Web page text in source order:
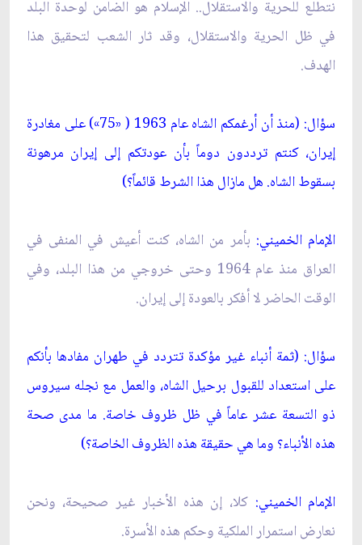
نتطلع للحرية والاستقلال.. الإسلام هو الضامن لوحدة البلد
في ظل الحرية والاستقلال، وقد ثار الشعب لتحقيق هذا
الهدف.
سؤال: (منذ أن أرغمكم الشاه عام 1963 ( «75») على مغادرة
إيران، كنتم ترددون دوماً بأن عودتكم إلى إيران مرهونة
بسقوط الشاه. هل مازال هذا الشرط قائماً؟)
الإمام الخميني: بأمر من الشاه، كنت أعيش في المنفى في
العراق منذ عام 1964 وحتى خروجي من هذا البلد، وفي
الوقت الحاضر لا أفكر بالعودة إلى إيران.
سؤال: (ثمة أنباء غير مؤكدة تتردد في طهران مفادها بأنكم
على استعداد للقبول برحيل الشاه، والعمل مع نجله سيروس
ذو التسعة عشر عاماً في ظل ظروف خاصة. ما مدى صحة
هذه الأنباء؟ وما هي حقيقة هذه الظروف الخاصة؟)
الإمام الخميني: كلا، إن هذه الأخبار غير صحيحة، ونحن
نعارض استمرار الملكية وحكم هذه الأسرة.